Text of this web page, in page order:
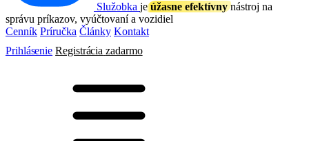
Služobka jeúžasne efektívnynástroj na
správu príkazov, vyúčtovaní a vozidiel
Cenník Príručka Články Kontakt
Prihlásenie Registrácia zadarmo